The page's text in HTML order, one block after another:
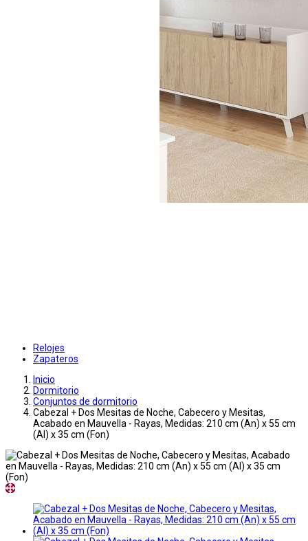
Relojes
Zapateros
Inicio
Dormitorio
Conjuntos de dormitorio
Cabezal + Dos Mesitas de Noche, Cabecero y Mesitas,
Acabado en Mauvella - Rayas, Medidas: 210 cm (An) x 55 cm
(Al) x 35 cm (Fon)